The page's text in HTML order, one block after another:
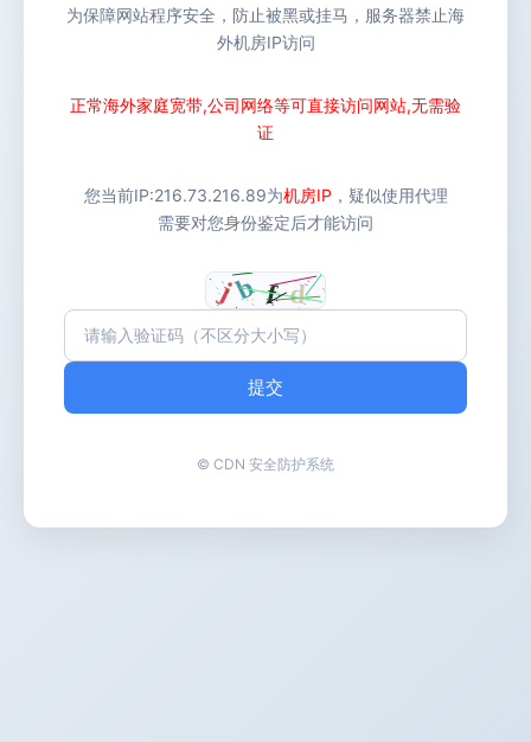
为保障网站程序安全，防止被黑或挂马，服务器禁止海
外机房IP访问
正常海外家庭宽带,公司网络等可直接访问网站,无需验
证
您当前IP:216.73.216.89为机房IP ，疑似使用代理
需要对您身份鉴定后才能访问
提交
© CDN 安全防护系统